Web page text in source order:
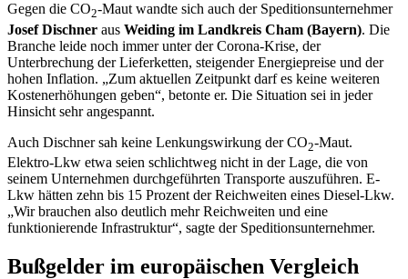
Gegen die CO2-Maut wandte sich auch der Speditionsunternehmer
Josef Dischner aus Weiding im Landkreis Cham (Bayern). Die
Branche leide noch immer unter der Corona-Krise, der
Unterbrechung der Lieferketten, steigender Energiepreise und der
hohen Inflation. „Zum aktuellen Zeitpunkt darf es keine weiteren
Kostenerhöhungen geben“, betonte er. Die Situation sei in jeder
Hinsicht sehr angespannt.
Auch Dischner sah keine Lenkungswirkung der CO2-Maut.
Elektro-Lkw etwa seien schlichtweg nicht in der Lage, die von
seinem Unternehmen durchgeführten Transporte auszuführen. E-
Lkw hätten zehn bis 15 Prozent der Reichweiten eines Diesel-Lkw.
„Wir brauchen also deutlich mehr Reichweiten und eine
funktionierende Infrastruktur“, sagte der Speditionsunternehmer.
Bußgelder im europäischen Vergleich